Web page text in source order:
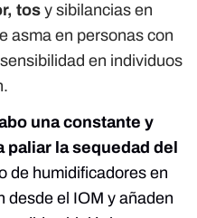
tos y sibilancias en
asma en personas con
en individuos
una constante y
la sequedad del
de humidificadores en
desde el IOM y añaden